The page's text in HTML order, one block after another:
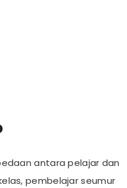
antara pelajar dan
pembelajar seumur